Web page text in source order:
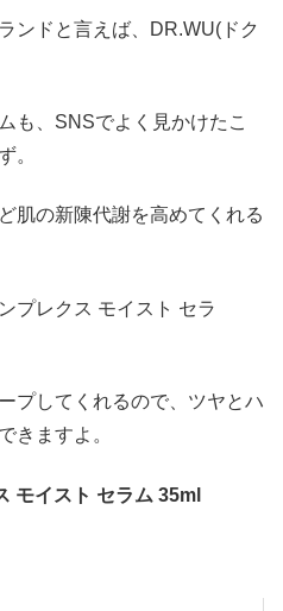
ンドと言えば、DR.WU(ドク
も、SNSでよく見かけたこ
。
肌の新陳代謝を高めてくれる
プレクス モイスト セラ
プしてくれるので、ツヤとハ
きますよ。
モイスト セラム 35ml